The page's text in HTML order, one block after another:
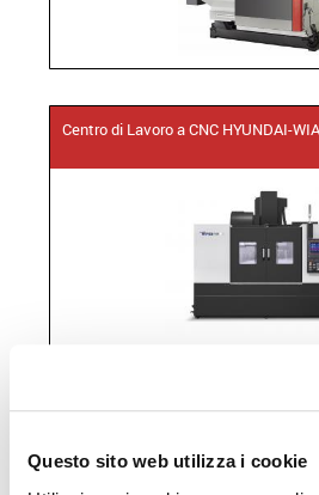
Questo sito web utilizza i cookie
Centro di Lavoro a CNC HYUNDAI-
Centro di Lavoro a CNC HYUNDAI-